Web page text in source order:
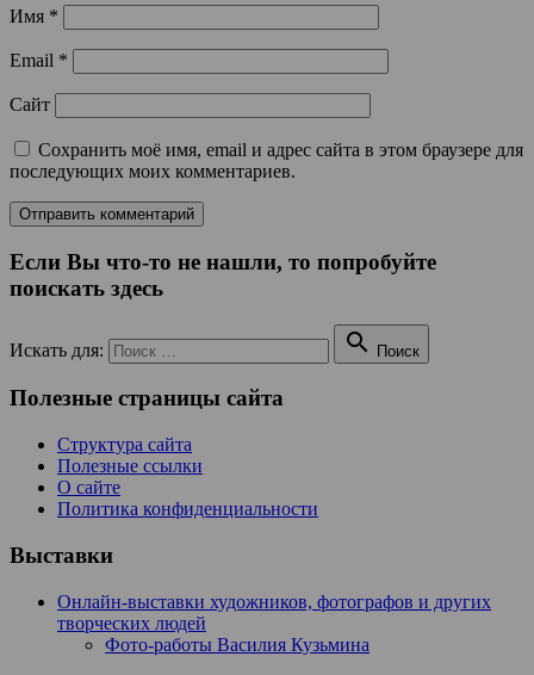
Имя *
Email *
Сайт
Сохранить моё имя, email и адрес сайта в этом браузере для
последующих моих комментариев.
Если Вы что-то не нашли, то попробуйте
поискать здесь
Искать для:  Поиск
Полезные страницы сайта
Структура сайта
Полезные ссылки
О сайте
Политика конфиденциальности
Выставки
Онлайн-выставки художников, фотографов и других
творческих людей
Фото-работы Василия Кузьмина